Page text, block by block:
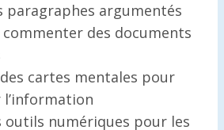
paragraphes argumentés
des documents
cartes mentales pour
outils numériques pour les